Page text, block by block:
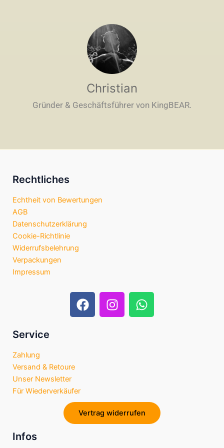
Christian
Gründer & Geschäftsführer von KingBEAR.
Rechtliches
Echtheit von Bewertungen
AGB
Datenschutzerklärung
Cookie-Richtlinie
Widerrufsbelehrung
Verpackungen
Impressum
F
a
I
n
W
h
Service
Zahlung
Versand & Retoure
Unser Newsletter
Für Wiederverkäufer
Vertrag widerrufen
Infos